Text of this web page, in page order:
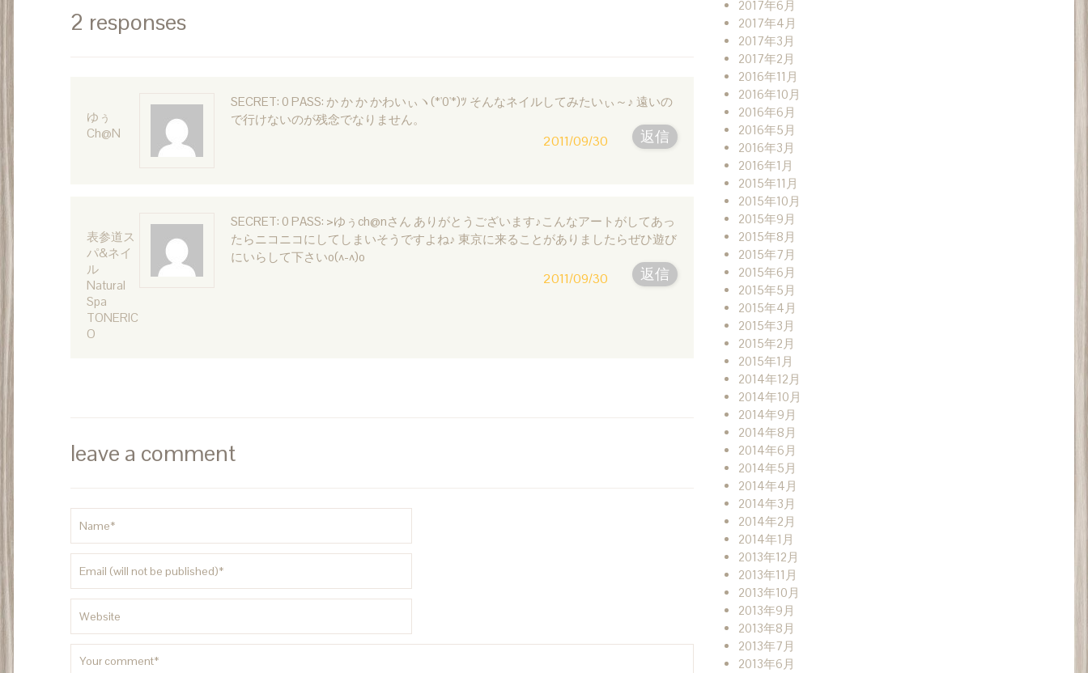
2 responses
ゆぅ
Ch@n
SECRET: 0 PASS: か か か かわいぃヽ(*'0'*)ﾂ そんなネイルしてみたいぃ～♪ 遠いの
で行けないのが残念でなりません。
返信
2011/09/30
表参道ス
パ&ネイ
ル
Natural
Spa
TONERIC
O
SECRET: 0 PASS: >ゆぅch@nさん ありがとうございます♪こんなアートがしてあっ
たらニコニコにしてしまいそうですよね♪ 東京に来ることがありましたらぜひ遊び
にいらして下さいo(^-^)o
返信
2011/09/30
leave a comment
2017年6月
2017年4月
2017年3月
2017年2月
2016年11月
2016年10月
2016年6月
2016年5月
2016年3月
2016年1月
2015年11月
2015年10月
2015年9月
2015年8月
2015年7月
2015年6月
2015年5月
2015年4月
2015年3月
2015年2月
2015年1月
2014年12月
2014年10月
2014年9月
2014年8月
2014年6月
2014年5月
2014年4月
2014年3月
2014年2月
2014年1月
2013年12月
2013年11月
2013年10月
2013年9月
2013年8月
2013年7月
2013年6月